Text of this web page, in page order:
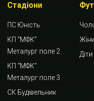
Стадіони
ПС Юність
КП “МФК”
Металург поле 2
КП “МФК”
Металург поле 3
СК Будівельник
Діти